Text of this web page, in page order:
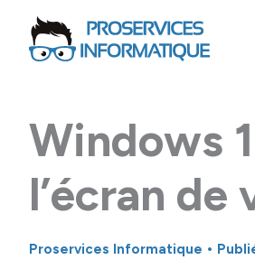
contenu
Windows
l’écran
Proservices Informatique •